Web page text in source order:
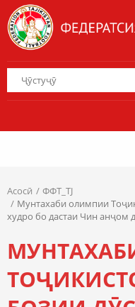
Асосӣ
ФФТ_TJ
Мунтахаби олимпии
худро бо дастаи Чин анҷом